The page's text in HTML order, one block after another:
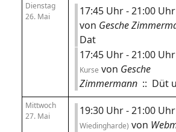
Dienstag
26. Mai
17:45 Uhr - 21:00 Uhr
von Gesche
Dat
17:45 Uhr - 21:00 Uhr
Kurse von Gesche
Zimmermann :: Düt
Mittwoch
27. Mai
19:30 Uhr - 21:00 Uhr
Wiedingharde) von